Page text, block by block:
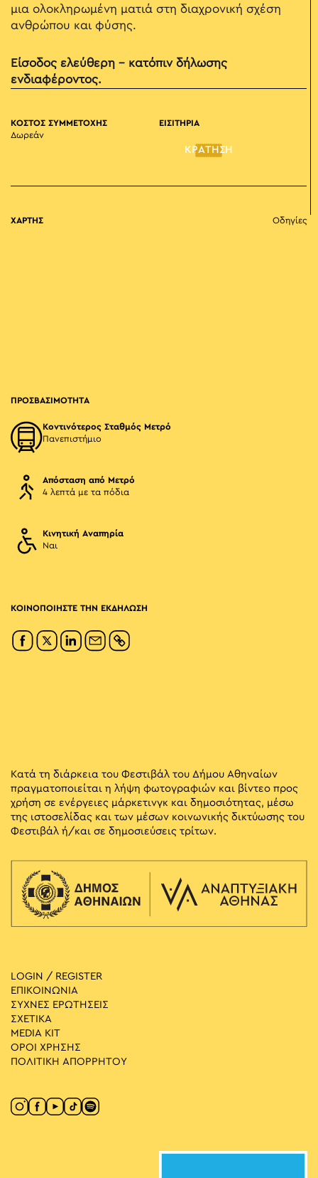
μια ολοκληρωμένη ματιά στη διαχρονική σχέση
ανθρώπου και φύσης.
Είσοδος ελεύθερη – κατόπιν δήλωσης
ενδιαφέροντος.
ΚΟΣΤΟΣ ΣΥΜΜΕΤΟΧΗΣ
Δωρεάν
ΕΙΣΙΤΗΡΙΑ
ΚΡΑΤΗΣΗ
ΧΑΡΤΗΣ Οδηγίες
ΠΡΟΣΒΑΣΙΜΟΤΗΤΑ
Κοντινότερος Σταθμός Μετρό
Πανεπιστήμιο
Απόσταση από Μετρό
4 λεπτά με τα πόδια
Κινητική Αναπηρία
Ναι
ΚΟΙΝΟΠΟΙΗΣΤΕ ΤΗΝ ΕΚΔΗΛΩΣΗ
Κατά τη διάρκεια του Φεστιβάλ του Δήμου Αθηναίων
πραγματοποιείται η λήψη φωτογραφιών και βίντεο προς
χρήση σε ενέργειες μάρκετινγκ και δημοσιότητας, μέσω
της ιστοσελίδας και των μέσων κοινωνικής δικτύωσης του
Φεστιβάλ ή/και σε δημοσιεύσεις τρίτων.
LOGIN / REGISTER
ΕΠΙΚΟΙΝΩΝΙΑ
ΣΥΧΝΕΣ ΕΡΩΤΗΣΕΙΣ
ΣΧΕΤΙΚΑ
MEDIA ΚIT
ΟΡΟΙ ΧΡΗΣΗΣ
ΠΟΛΙΤΙΚΗ ΑΠΟΡΡΗΤΟΥ